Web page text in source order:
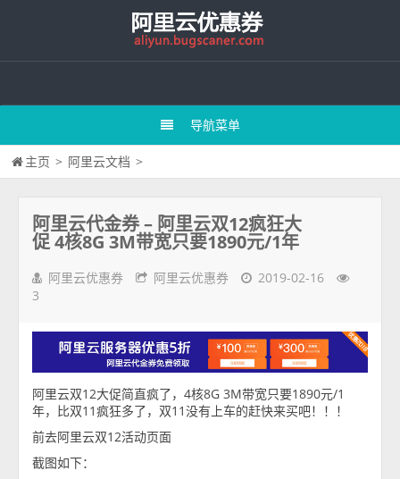
导航菜单
主页 > 阿里云文档 >
阿里云代金券 – 阿里云双12疯狂大
促 4核8G 3M带宽只要1890元/1年
阿里云优惠券 阿里云优惠券
2019-02-16
3
阿里云双12大促简直疯了，4核8G 3M带宽只要1890元/1
年，比双11疯狂多了，双11没有上车的赶快来买吧！！！
前去阿里云双12活动页面
截图如下：